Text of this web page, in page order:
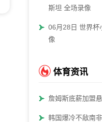
斯坦 全场录像
06月28日 世界杯
像
体育资讯
詹姆斯底薪加盟
韩国爆冷不敌南